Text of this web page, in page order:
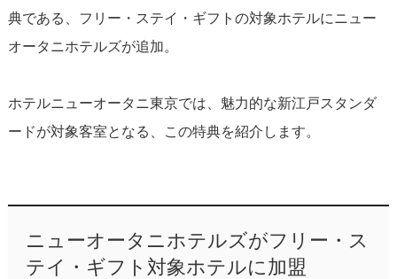
典である、フリー・ステイ・ギフトの対象ホテルにニュー
オータニホテルズが追加。
ホテルニューオータニ東京では、魅力的な新江戸スタンダ
ードが対象客室となる、この特典を紹介します。
ニューオータニホテルズがフリー・ス
テイ・ギフト対象ホテルに加盟